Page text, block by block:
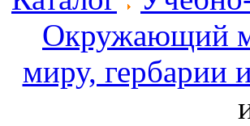
Окружающий
миру, гербарии